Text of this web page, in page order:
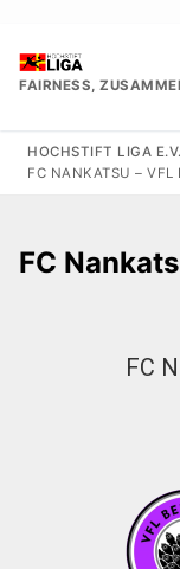
springen
FAIRNESS,
HOCHSTIFT LIGA E.V.
FC NANKATSU – VFL
FC
FC